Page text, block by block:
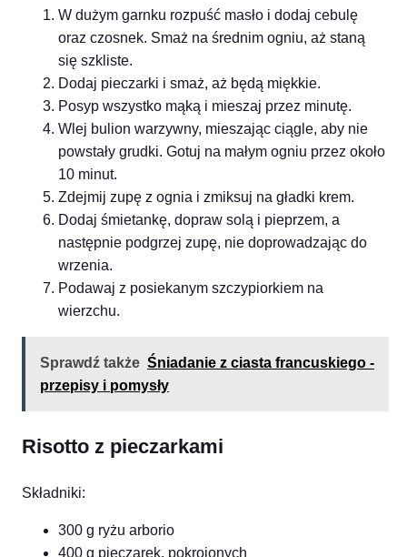
W dużym garnku rozpuść masło i dodaj cebulę
oraz czosnek. Smaż na średnim ogniu, aż staną
się szkliste.
Dodaj pieczarki i smaż, aż będą miękkie.
Posyp wszystko mąką i mieszaj przez minutę.
Wlej bulion warzywny, mieszając ciągle, aby nie
powstały grudki. Gotuj na małym ogniu przez około
10 minut.
Zdejmij zupę z ognia i zmiksuj na gładki krem.
Dodaj śmietankę, dopraw solą i pieprzem, a
następnie podgrzej zupę, nie doprowadzając do
wrzenia.
Podawaj z posiekanym szczypiorkiem na
wierzchu.
Sprawdź także Śniadanie z ciasta francuskiego -
przepisy i pomysły
Risotto z pieczarkami
Składniki:
300 g ryżu arborio
400 g pieczarek, pokrojonych